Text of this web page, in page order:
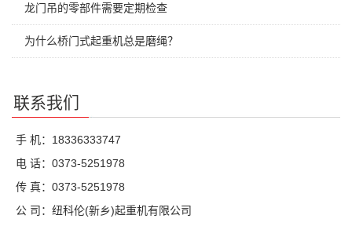
龙门吊的零部件需要定期检查
为什么桥门式起重机总是磨绳？
联系我们
手 机：18336333747
电 话：0373-5251978
传 真：0373-5251978
公 司：纽科伦(新乡)起重机有限公司